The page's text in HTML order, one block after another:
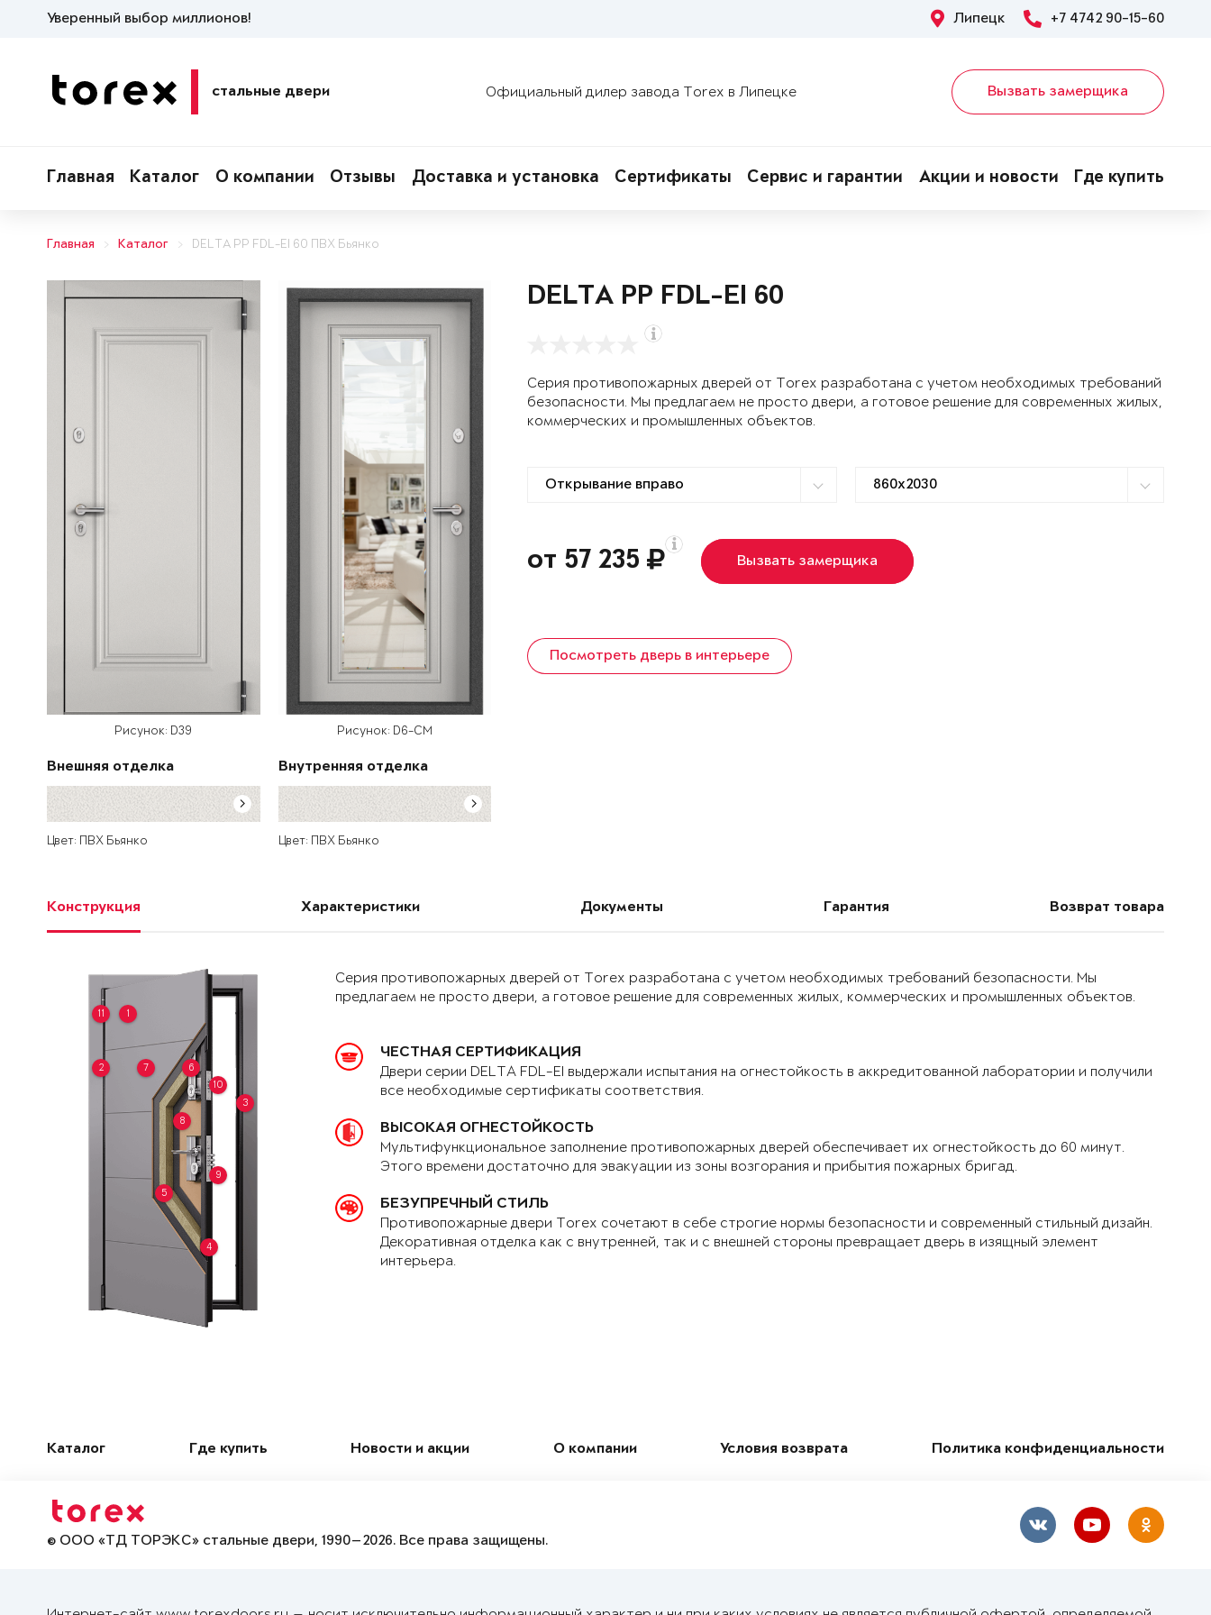
Уверенный выбор миллионов! Липецк +7 4742 90-15-60
стальные двери Официальный дилер завода Torex в Липецке Вызвать замерщика
Главная Каталог О компании Отзывы Доставка и установка Сертификаты Сервис и гарантии Акции и новости Где купить
Главная Каталог DELTA PP FDL-EI 60 ПВХ Бьянко
Рисунок: D39
Внешняя отделка
Цвет: ПВХ Бьянко
Рисунок: D6-СM
Внутренняя отделка
Цвет: ПВХ Бьянко
DELTA PP FDL-EI 60
Серия противопожарных дверей от Torex разработана с учетом необходимых требований
безопасности. Мы предлагаем не просто двери, а готовое решение для современных жилых,
коммерческих и промышленных объектов.
от 57 235 Вызвать замерщика
Посмотреть дверь в интерьере
Конструкция Характеристики Документы Гарантия Возврат товара
1
2
3
4
5
6
7
8
9
10
11
Серия противопожарных дверей от Torex разработана с учетом необходимых требований безопасности. Мы
предлагаем не просто двери, а готовое решение для современных жилых, коммерческих и промышленных объектов.
ЧЕСТНАЯ СЕРТИФИКАЦИЯ
Двери серии DELTA FDL-EI выдержали испытания на огнестойкость в аккредитованной лаборатории и получили
все необходимые сертификаты соответствия.
ВЫСОКАЯ ОГНЕСТОЙКОСТЬ
Мультифункциональное заполнение противопожарных дверей обеспечивает их огнестойкость до 60 минут.
Этого времени достаточно для эвакуации из зоны возгорания и прибытия пожарных бригад.
БЕЗУПРЕЧНЫЙ СТИЛЬ
Противопожарные двери Torex сочетают в себе строгие нормы безопасности и современный стильный дизайн.
Декоративная отделка как с внутренней, так и с внешней стороны превращает дверь в изящный элемент
интерьера.
Каталог Где купить Новости и акции О компании Условия возврата Политика конфиденциальности
© ООО «ТД ТОРЭКС» стальные двери, 1990—2026. Все права защищены.